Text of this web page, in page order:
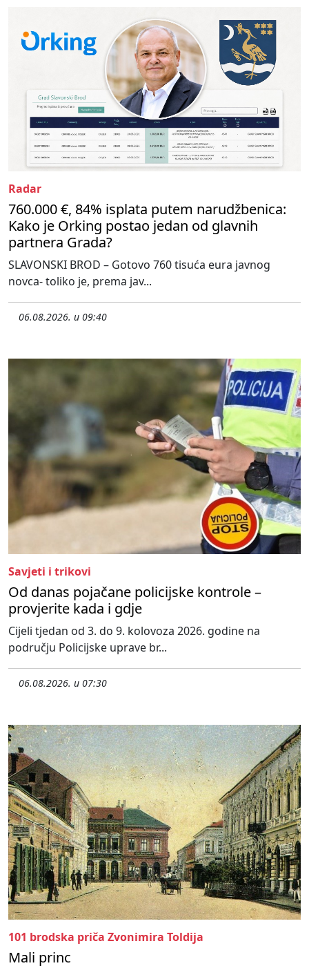
Radar
760.000 €, 84% isplata putem narudžbenica:
Kako je Orking postao jedan od glavnih
partnera Grada?
SLAVONSKI BROD – Gotovo 760 tisuća eura javnog
novca- toliko je, prema jav...
06.08.2026. u 09:40
Savjeti i trikovi
Od danas pojačane policijske kontrole –
provjerite kada i gdje
Cijeli tjedan od 3. do 9. kolovoza 2026. godine na
području Policijske uprave br...
06.08.2026. u 07:30
101 brodska priča Zvonimira Toldija
Mali princ